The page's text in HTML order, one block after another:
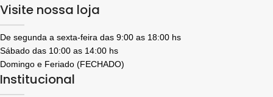
Visite nossa loja
De segunda a sexta-feira das 9:00 as 18:00 hs
Sábado das 10:00 as 14:00 hs
Domingo e Feriado (FECHADO)
Institucional